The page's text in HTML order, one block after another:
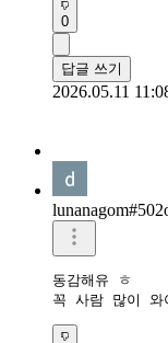
0
답글 쓰기
2026.05.11
동감해유 ㅎ
꼭 사람 많이 와